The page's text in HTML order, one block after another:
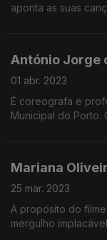
aponta as suas
António Jorge
01 abr. 2023
É coreografa e
Municipal do Porto.
Mariana
25 mar. 2023
A propósito do filme
mergulho